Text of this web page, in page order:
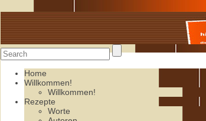
Alte Rezepte online
Home
Willkommen!
Willkommen!
Rezepte
Worte